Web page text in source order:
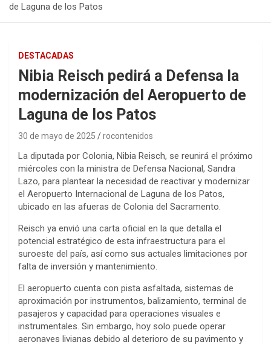
de Laguna de los Patos
DESTACADAS
Nibia Reisch pedirá a Defensa la
modernización del Aeropuerto de
Laguna de los Patos
30 de mayo de 2025 rocontenidos
La diputada por Colonia, Nibia Reisch, se reunirá el próximo
miércoles con la ministra de Defensa Nacional, Sandra
Lazo, para plantear la necesidad de reactivar y modernizar
el Aeropuerto Internacional de Laguna de los Patos,
ubicado en las afueras de Colonia del Sacramento.
Reisch ya envió una carta oficial en la que detalla el
potencial estratégico de esta infraestructura para el
suroeste del país, así como sus actuales limitaciones por
falta de inversión y mantenimiento.
El aeropuerto cuenta con pista asfaltada, sistemas de
aproximación por instrumentos, balizamiento, terminal de
pasajeros y capacidad para operaciones visuales e
instrumentales. Sin embargo, hoy solo puede operar
aeronaves livianas debido al deterioro de su pavimento y